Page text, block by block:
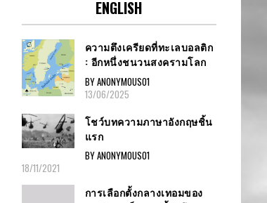
ENGLISH
ความตึงเครียดที่ทะเลบอลติก
: อีกหนึ่งชนวนสงครามโลก
BY ANONYMOUS01
13/06/2025
โชว์บทความภาษาอังกฤษชิ้น
แรก
BY ANONYMOUS01
18/11/2021
การเลือกตั้งกลางเทอมของ